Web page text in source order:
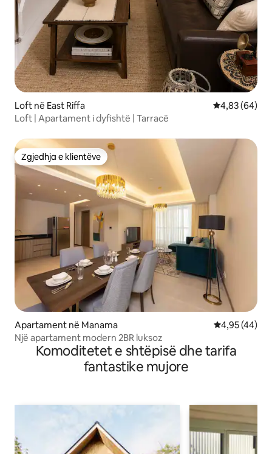
Loft në East Riffa Vlerësimi
4,83 (64)
Loft | Apartament i dyfishtë | Tarracë
Zgjedhja e klientëve
Zgjedhja e klientëve
Apartament në Manama Vlerësimi
4,95 (44)
Një apartament modern 2BR luksoz
Komoditetet e shtëpisë dhe tarifa
fantastike mujore